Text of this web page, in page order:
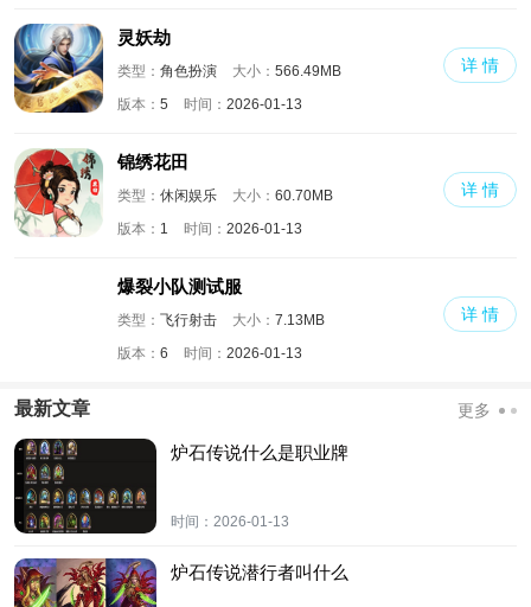
灵妖劫
类型： 角色扮演 大小： 566.49MB
版本： 5 时间： 2026-01-13
详 情
锦绣花田
类型： 休闲娱乐 大小： 60.70MB
版本： 1 时间： 2026-01-13
详 情
爆裂小队测试服
类型： 飞行射击 大小： 7.13MB
版本： 6 时间： 2026-01-13
详 情
最新文章 更多
炉石传说什么是职业牌
时间： 2026-01-13
炉石传说潜行者叫什么